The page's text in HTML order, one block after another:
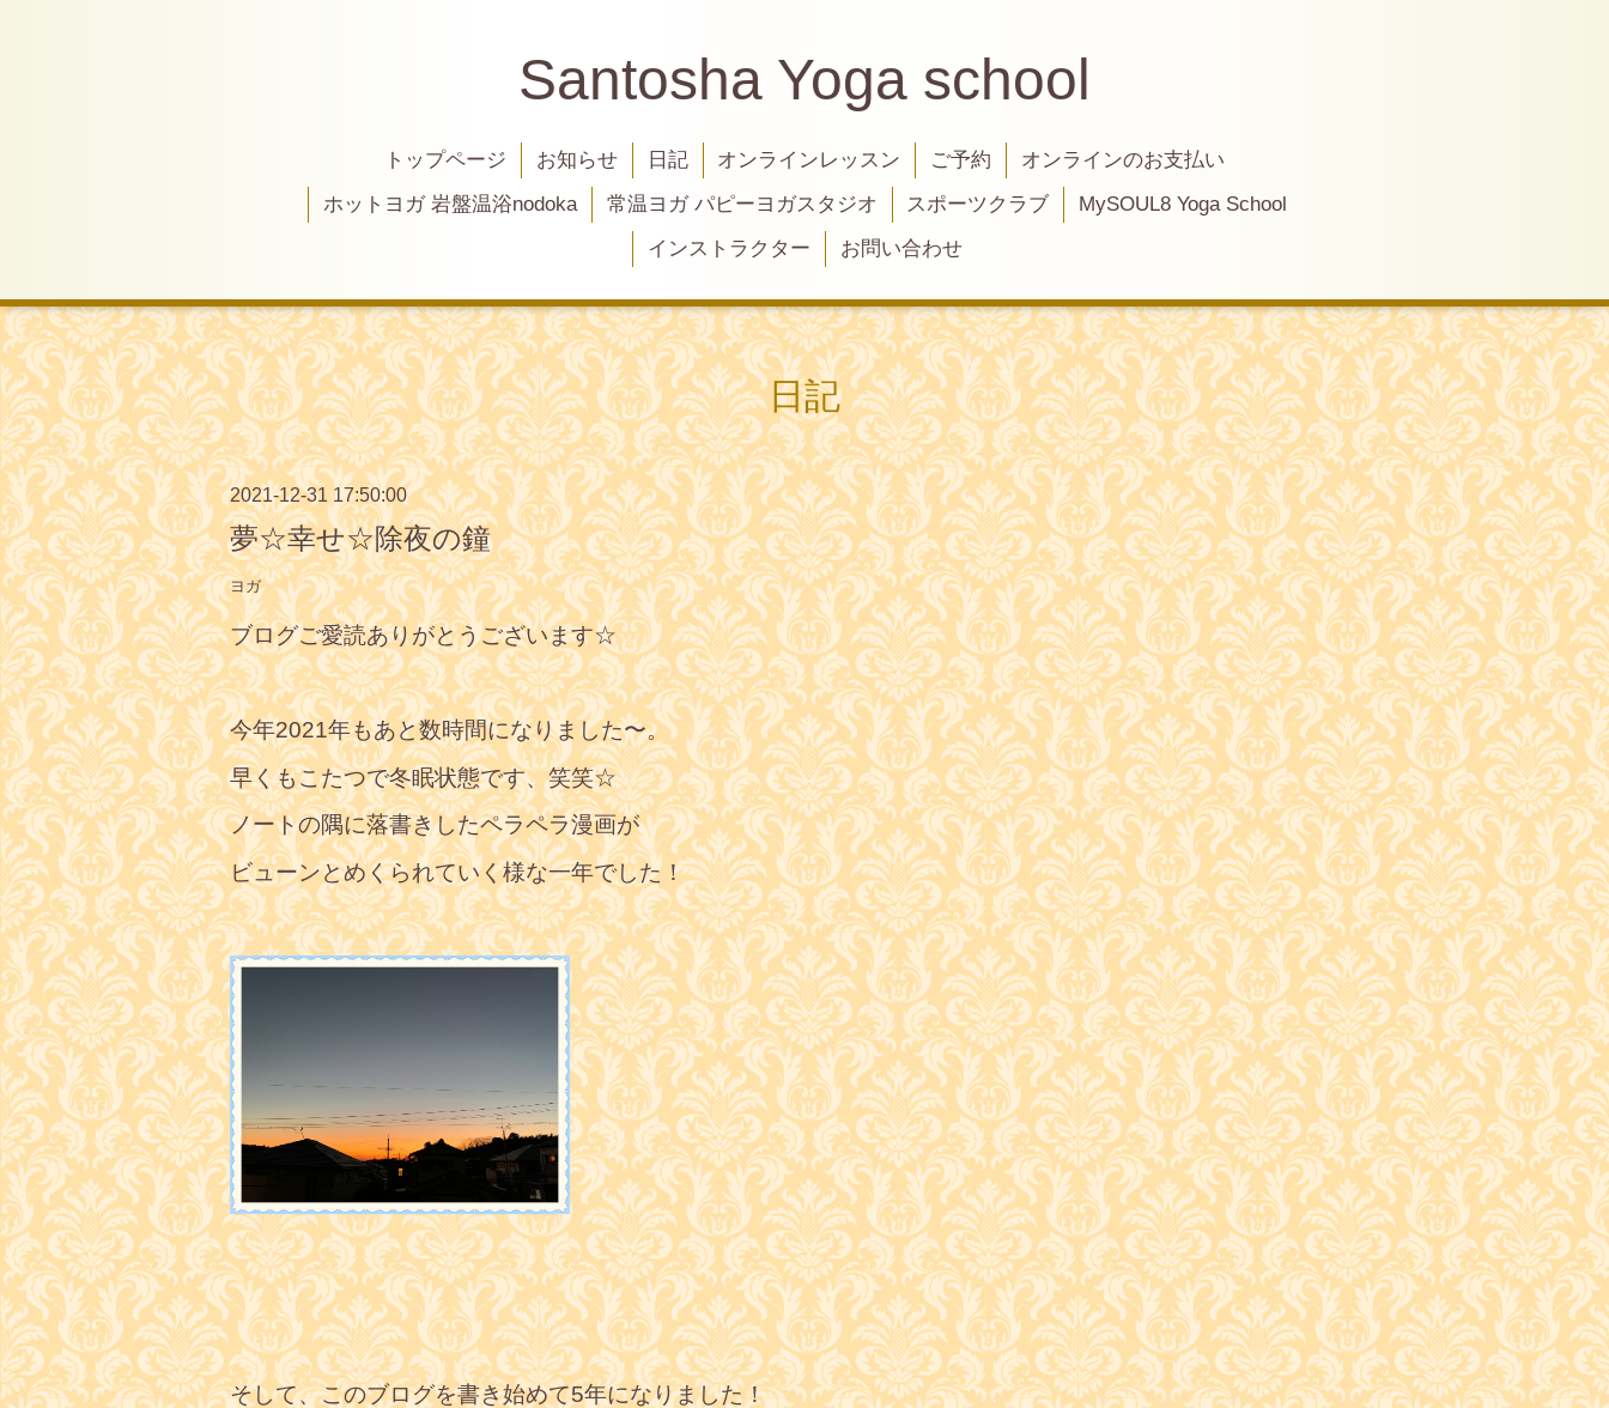
Santosha Yoga school
トップページ お知らせ 日記 オンラインレッスン ご予約
オンラインのお支払い
ホットヨガ 岩盤温浴nodoka
常温ヨガ パピーヨガスタジオ スポーツクラブ
MySOUL8 Yoga School
インストラクター
お問い合わせ
日記
2021-12-31 17:50:00
夢☆幸せ☆除夜の鐘
ヨガ
ブログご愛読ありがとうございます☆
今年2021年もあと数時間になりました〜。
早くもこたつで冬眠状態です、笑笑☆
ノートの隅に落書きしたペラペラ漫画が
ビューンとめくられていく様な一年でした！
そして、このブログを書き始めて5年になりました！